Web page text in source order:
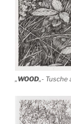
„WOOD„- Tusche